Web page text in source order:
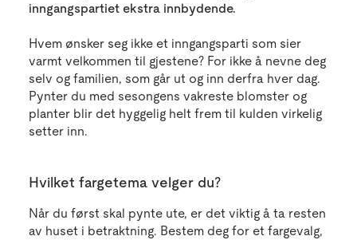
inngangspartiet ekstra innbydende.
Hvem ønsker seg ikke et inngangsparti som sier
varmt velkommen til gjestene? For ikke å nevne deg
selv og familien, som går ut og inn derfra hver dag.
Pynter du med sesongens vakreste blomster og
planter blir det hyggelig helt frem til kulden virkelig
setter inn.
Hvilket fargetema velger du?
Når du først skal pynte ute, er det viktig å ta resten
av huset i betraktning. Bestem deg for et fargevalg,